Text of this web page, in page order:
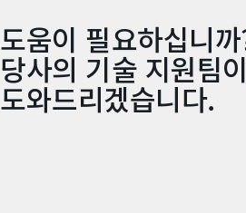
도움이 필요하십니
당사의 기술 지원팀이
도와드리겠습니다.